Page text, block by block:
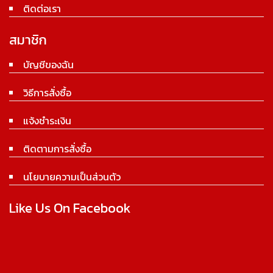
ติดต่อเรา
สมาชิก
บัญชีของฉัน
วิธีการสั่งซื้อ
แจ้งชำระเงิน
ติดตามการสั่งซื้อ
นโยบายความเป็นส่วนตัว
Like Us On Facebook